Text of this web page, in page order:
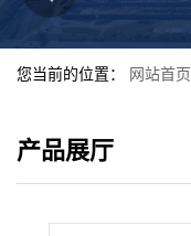
您当前的位置： 网站首页
产品展厅